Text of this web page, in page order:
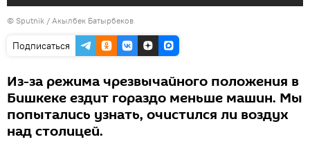
© Sputnik / Акылбек Батырбеков
Подписаться
Из-за режима чрезвычайного положения в
Бишкеке ездит гораздо меньше машин. Мы
попытались узнать, очистился ли воздух
над столицей.